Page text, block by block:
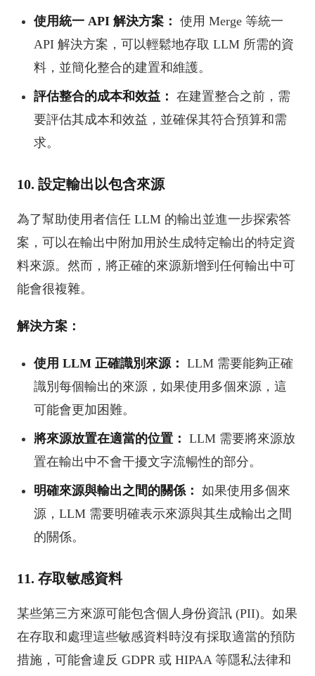
使用統一 API 解決方案： 使用 Merge 等統一
API 解決方案，可以輕鬆地存取 LLM 所需的資
料，並簡化整合的建置和維護。
評估整合的成本和效益： 在建置整合之前，需
要評估其成本和效益，並確保其符合預算和需
求。
10. 設定輸出以包含來源
為了幫助使用者信任 LLM 的輸出並進一步探索答
案，可以在輸出中附加用於生成特定輸出的特定資
料來源。然而，將正確的來源新增到任何輸出中可
能會很複雜。
解決方案：
使用 LLM 正確識別來源： LLM 需要能夠正確
識別每個輸出的來源，如果使用多個來源，這
可能會更加困難。
將來源放置在適當的位置： LLM 需要將來源放
置在輸出中不會干擾文字流暢性的部分。
明確來源與輸出之間的關係： 如果使用多個來
源，LLM 需要明確表示來源與其生成輸出之間
的關係。
11. 存取敏感資料
某些第三方來源可能包含個人身份資訊 (PII)。如果
在存取和處理這些敏感資料時沒有採取適當的預防
措施，可能會違反 GDPR 或 HIPAA 等隱私法律和